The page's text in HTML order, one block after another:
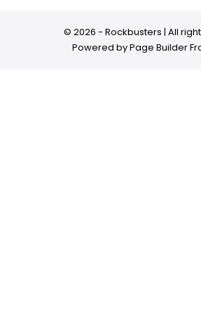
© 2026 - Rockbusters | All
Powered byPage Builder